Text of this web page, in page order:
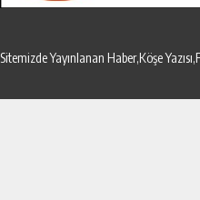
Sitemizde Yayınlanan Haber,Köşe